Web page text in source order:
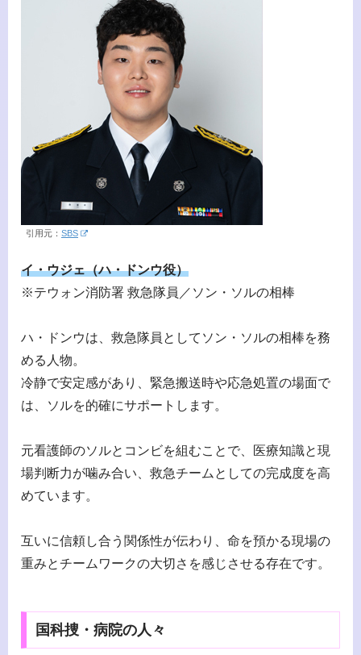
引用元： SBS
イ・ウジェ（ハ・ドンウ役）
※テウォン消防署 救急隊員／ソン・ソルの相棒
ハ・ドンウは、救急隊員としてソン・ソルの相棒を務
める人物。
冷静で安定感があり、緊急搬送時や応急処置の場面で
は、ソルを的確にサポートします。
元看護師のソルとコンビを組むことで、医療知識と現
場判断力が噛み合い、救急チームとしての完成度を高
めています。
互いに信頼し合う関係性が伝わり、命を預かる現場の
重みとチームワークの大切さを感じさせる存在です。
国科捜・病院の人々